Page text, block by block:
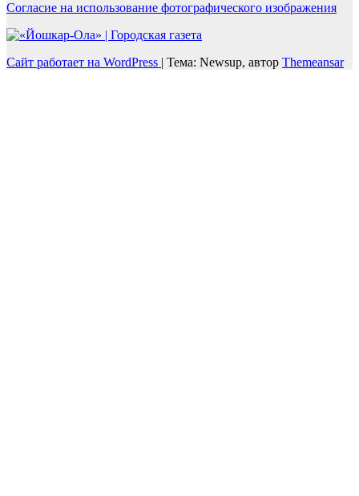
Согласие на использование фотографического изображения
Сайт работает на WordPress | Тема: Newsup, автор Themeansar